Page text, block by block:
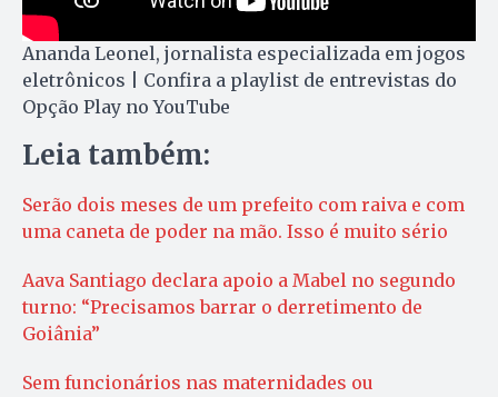
Ananda Leonel, jornalista especializada em jogos
eletrônicos | Confira a playlist de entrevistas do
Opção Play no YouTube
Leia também:
Serão dois meses de um prefeito com raiva e com
uma caneta de poder na mão. Isso é muito sério
Aava Santiago declara apoio a Mabel no segundo
turno: “Precisamos barrar o derretimento de
Goiânia”
Sem funcionários nas maternidades ou